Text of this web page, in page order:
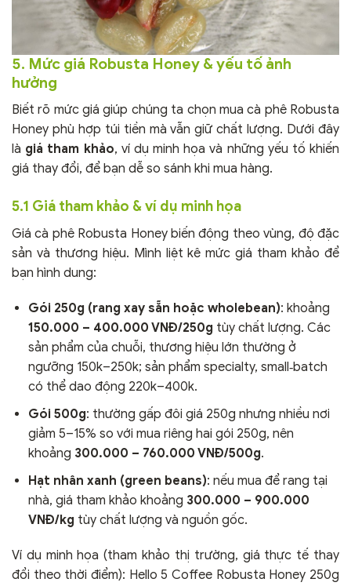
5. Mức giá Robusta Honey & yếu tố ảnh
hưởng
Biết rõ mức giá giúp chúng ta chọn mua cà phê Robusta
Honey phù hợp túi tiền mà vẫn giữ chất lượng. Dưới đây
là giá tham khảo, ví dụ minh họa và những yếu tố khiến
giá thay đổi, để bạn dễ so sánh khi mua hàng.
5.1 Giá tham khảo & ví dụ minh họa
Giá cà phê Robusta Honey biến động theo vùng, độ đặc
sản và thương hiệu. Mình liệt kê mức giá tham khảo để
bạn hình dung:
Gói 250g (rang xay sẵn hoặc wholebean): khoảng
150.000 – 400.000 VNĐ/250g tùy chất lượng. Các
sản phẩm của chuỗi, thương hiệu lớn thường ở
ngưỡng 150k–250k; sản phẩm specialty, small‑batch
có thể dao động 220k–400k.
Gói 500g: thường gấp đôi giá 250g nhưng nhiều nơi
giảm 5–15% so với mua riêng hai gói 250g, nên
khoảng 300.000 – 760.000 VNĐ/500g.
Hạt nhân xanh (green beans): nếu mua để rang tại
nhà, giá tham khảo khoảng 300.000 – 900.000
VNĐ/kg tùy chất lượng và nguồn gốc.
Ví dụ minh họa (tham khảo thị trường, giá thực tế thay
đổi theo thời điểm): Hello 5 Coffee Robusta Honey 250g